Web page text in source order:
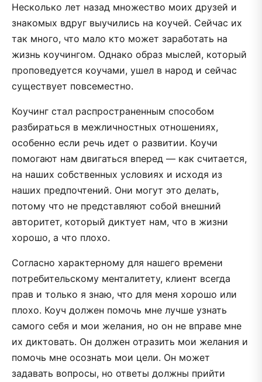
Несколько лет назад множество моих друзей и
знакомых вдруг выучились на коучей. Сейчас их
так много, что мало кто может заработать на
жизнь коучингом. Однако образ мыслей, который
проповедуется коучами, ушел в народ и сейчас
существует повсеместно.
Коучинг стал распространенным способом
разбираться в межличностных отношениях,
особенно если речь идет о развитии. Коучи
помогают нам двигаться вперед — как считается,
на наших собственных условиях и исходя из
наших предпочтений. Они могут это делать,
потому что не представляют собой внешний
авторитет, который диктует нам, что в жизни
хорошо, а что плохо.
Согласно характерному для нашего времени
потребительскому менталитету, клиент всегда
прав и только я знаю, что для меня хорошо или
плохо. Коуч должен помочь мне лучше узнать
самого себя и мои желания, но он не вправе мне
их диктовать. Он должен отразить мои желания и
помочь мне осознать мои цели. Он может
задавать вопросы, но ответы должны прийти